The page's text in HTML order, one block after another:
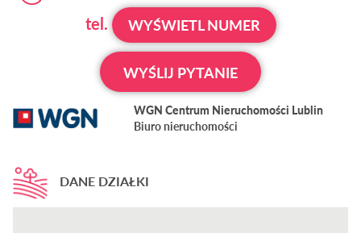
tel.
WYŚWIETL NUMER
WYŚLIJ PYTANIE
WGN Centrum Nieruchomości Lublin
Biuro nieruchomości
DANE DZIAŁKI